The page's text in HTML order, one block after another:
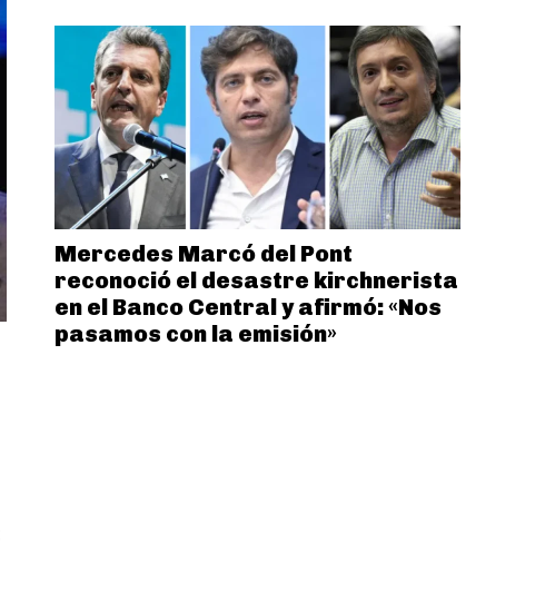
Mercedes Marcó del Pont
reconoció el desastre kirchnerista
en el Banco Central y afirmó: «Nos
pasamos con la emisión»